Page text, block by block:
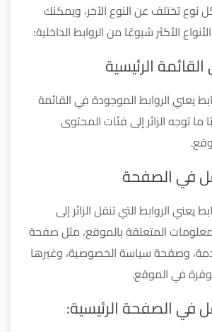
تختلف عن النوع الآخر، ويمكنك
الأكثر شيوعًا من الروابط الداخلية:
يعني الروابط الموجودة في القائمة
ما توجه الزائر إلى فئات المحتوى
يعني الروابط التي تنقل الزائر إلى
المتعلقة بالموقع، مثل صفحة
وصفحة سياسة الخصوصية، وغيرها
في الموقع.